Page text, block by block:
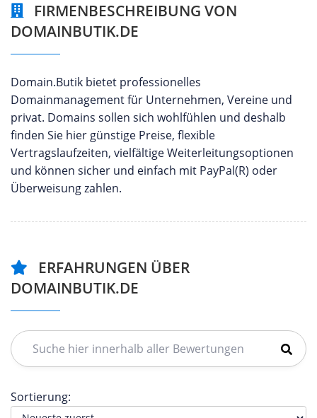
FIRMENBESCHREIBUNG VON
DOMAINBUTIK.DE
Domain.Butik bietet professionelles
Domainmanagement für Unternehmen, Vereine und
privat. Domains sollen sich wohlfühlen und deshalb
finden Sie hier günstige Preise, flexible
Vertragslaufzeiten, vielfältige Weiterleitungsoptionen
und können sicher und einfach mit PayPal(R) oder
Überweisung zahlen.
ERFAHRUNGEN ÜBER
DOMAINBUTIK.DE
Sortierung: